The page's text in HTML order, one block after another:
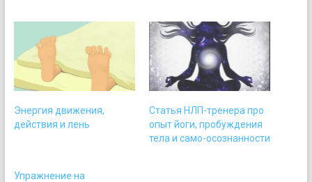
Энергия движения,
действия и лень
Статья НЛП-тренера про
опыт йоги, пробуждения
тела и само-осознанности
Упражнение на